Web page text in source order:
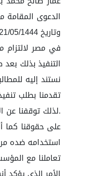
في مصر لالتزام
التنفيذ بذلك
نستند إليه
تقدمنا بطلب
.لذلك توقفنا عن
على حقوقنا كما
استخدامه ضده
تعاملنا مع